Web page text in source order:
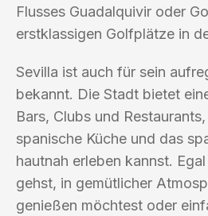
Flusses Guadalquivir oder
erstklassigen Golfplätze in
Sevilla ist auch für sein
bekannt. Die Stadt bietet
Bars, Clubs und
spanische Küche und das
hautnah erleben kannst.
gehst, in gemütlicher
genießen möchtest oder